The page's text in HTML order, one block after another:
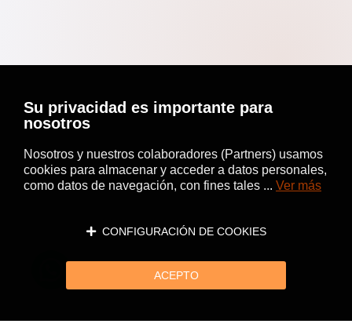
Su privacidad es importante para
nosotros
Nosotros y nuestros colaboradores (Partners) usamos
cookies para almacenar y acceder a datos personales,
como datos de navegación, con fines tales ... Ver más
CONFIGURACIÓN DE COOKIES
ACEPTO